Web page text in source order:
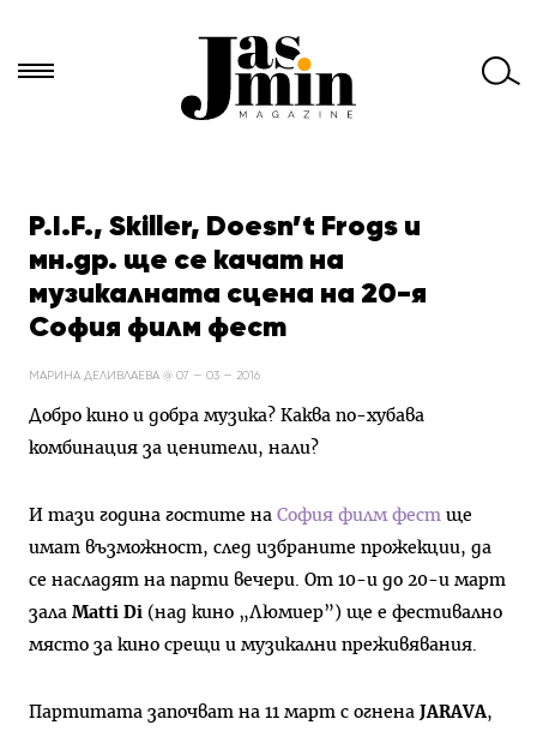
за:P.I.F., Skiller, Doesn’t Frogs и
мн.др. ще се качат на
музикалната сцена на 20-я
София филм фест
МАРИНА ДЕЛИВЛАЕВА @ 07 — 03 — 2016
Добро кино и добра музика? Каква по-хубава
комбинация за ценители, нали?
И тази година гостите на София филм фест ще
имат възможност, след избраните прожекции, да
се насладят на парти вечери. От 10-и до 20-и март
зала Matti Di (над кино „Люмиер”) ще е фестивално
място за кино срещи и музикални преживявания.
Партитата започват на 11 март с огнена JARAVA,